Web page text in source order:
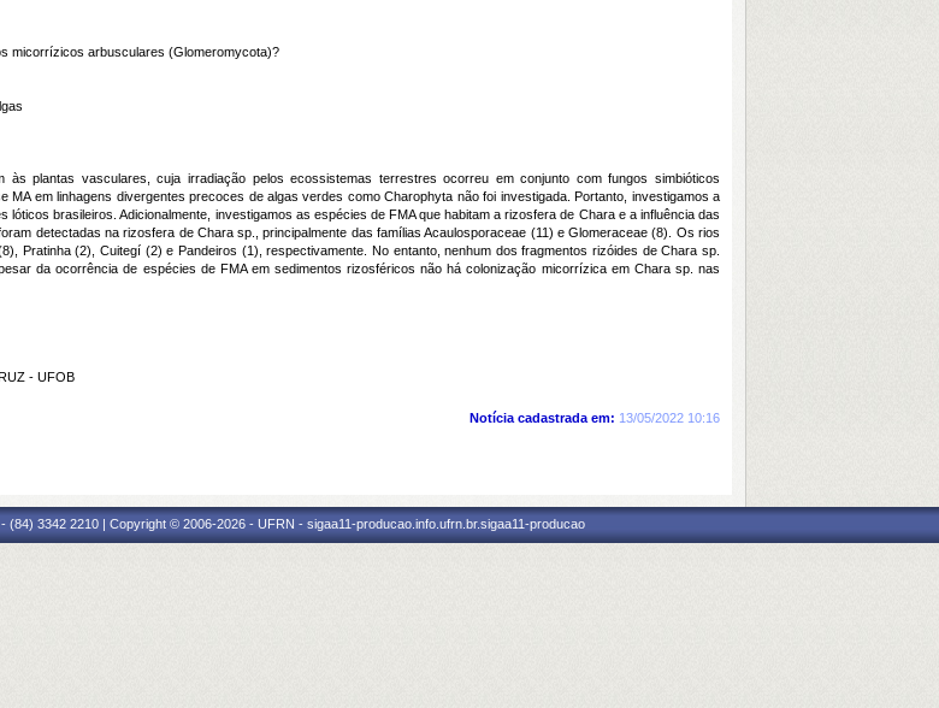
micorrízicos arbusculares (Glomeromycota)?
plantas vasculares, cuja irradiação pelos ecossistemas terrestres ocorreu em conjunto com fungos simbióticos
em linhagens divergentes precoces de algas verdes como Charophyta não foi investigada. Portanto, investigamos a
brasileiros. Adicionalmente, investigamos as espécies de FMA que habitam a rizosfera de Chara e a influência das
detectadas na rizosfera de Chara sp., principalmente das famílias Acaulosporaceae (11) e Glomeraceae (8). Os rios
Pratinha (2), Cuitegí (2) e Pandeiros (1), respectivamente. No entanto, nenhum dos fragmentos rizóides de Chara sp.
da ocorrência de espécies de FMA em sedimentos rizosféricos não há colonização micorrízica em Chara sp. nas
- UFOB
Notícia cadastrada em: 13/05/2022 10:16
(84) 3342 2210 | Copyright © 2006-2026 - UFRN - sigaa11-producao.info.ufrn.br.sigaa11-producao